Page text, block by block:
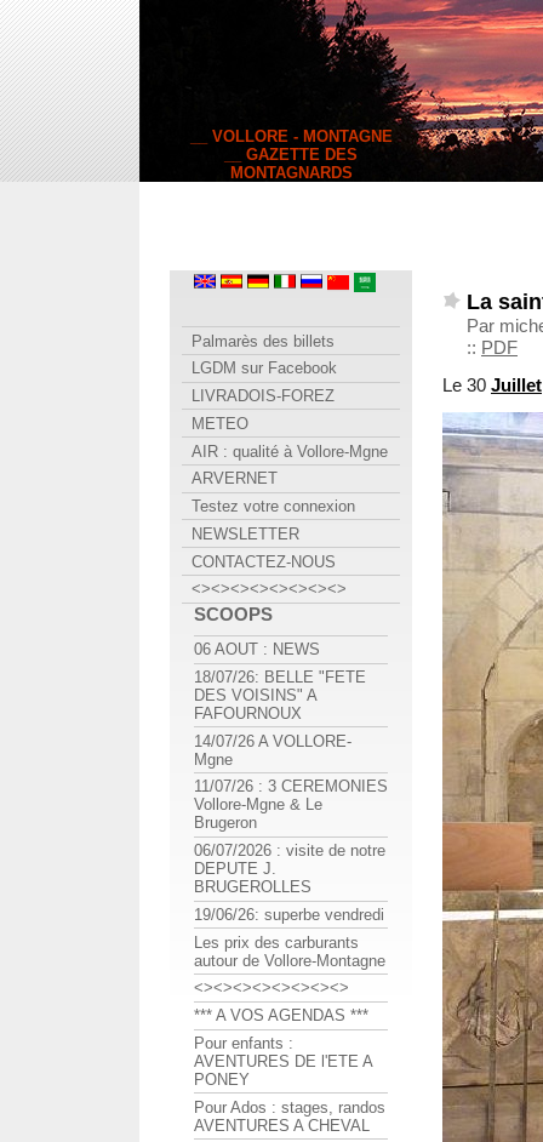
__ VOLLORE - MONTAGNE
__ GAZETTE DES
MONTAGNARDS
La
Par
:: PDF
Le 30 Juillet
Palmarès des billets
LGDM sur Facebook
LIVRADOIS-FOREZ
METEO
AIR : qualité à Vollore-Mgne
ARVERNET
Testez votre connexion
NEWSLETTER
CONTACTEZ-NOUS
<><><><><><><><>
SCOOPS
06 AOUT : NEWS
18/07/26: BELLE "FETE
DES VOISINS" A
FAFOURNOUX
14/07/26 A VOLLORE-
Mgne
11/07/26 : 3 CEREMONIES
Vollore-Mgne & Le
Brugeron
06/07/2026 : visite de notre
DEPUTE J.
BRUGEROLLES
19/06/26: superbe vendredi
Les prix des carburants
autour de Vollore-Montagne
<><><><><><><><>
*** A VOS AGENDAS ***
Pour enfants :
AVENTURES DE l'ETE A
PONEY
Pour Ados : stages, randos
AVENTURES A CHEVAL